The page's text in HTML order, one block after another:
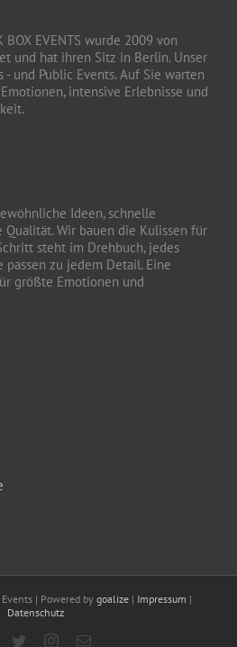
EVENTS wurde 2009 von
und hat ihren Sitz in Berlin. Unser
- und Public Events. Auf Sie warten
intensive Erlebnisse und
Ideen, schnelle
Qualität. Wir bauen die Kulissen für
steht im Drehbuch, jedes
passen zu jedem Detail. Eine
größte Emotionen und
| Powered bygoalize| Impressum |
Datenschutz
Facebook
TwitterInstagram
E-